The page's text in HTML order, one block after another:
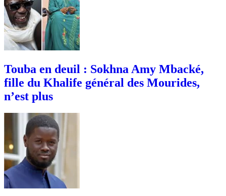
Touba en deuil : Sokhna Amy Mbacké,
fille du Khalife général des Mourides,
n’est plus